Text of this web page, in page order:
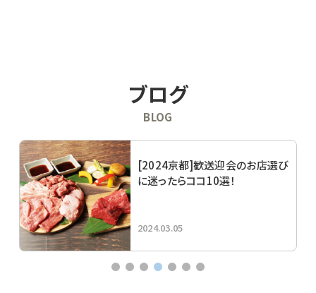
ブログ
BLOG
[2024京都]歓送迎会のお店選び
に迷ったらココ10選！
2024.03.05